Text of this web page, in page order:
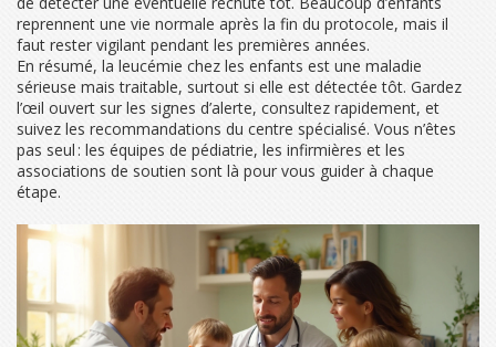
reprennent une vie normale après la fin du protocole, mais il
faut rester vigilant pendant les premières années.
En résumé, la leucémie chez les enfants est une maladie
sérieuse mais traitable, surtout si elle est détectée tôt. Gardez
l’œil ouvert sur les signes d’alerte, consultez rapidement, et
suivez les recommandations du centre spécialisé. Vous n’êtes
pas seul : les équipes de pédiatrie, les infirmières et les
associations de soutien sont là pour vous guider à chaque
étape.